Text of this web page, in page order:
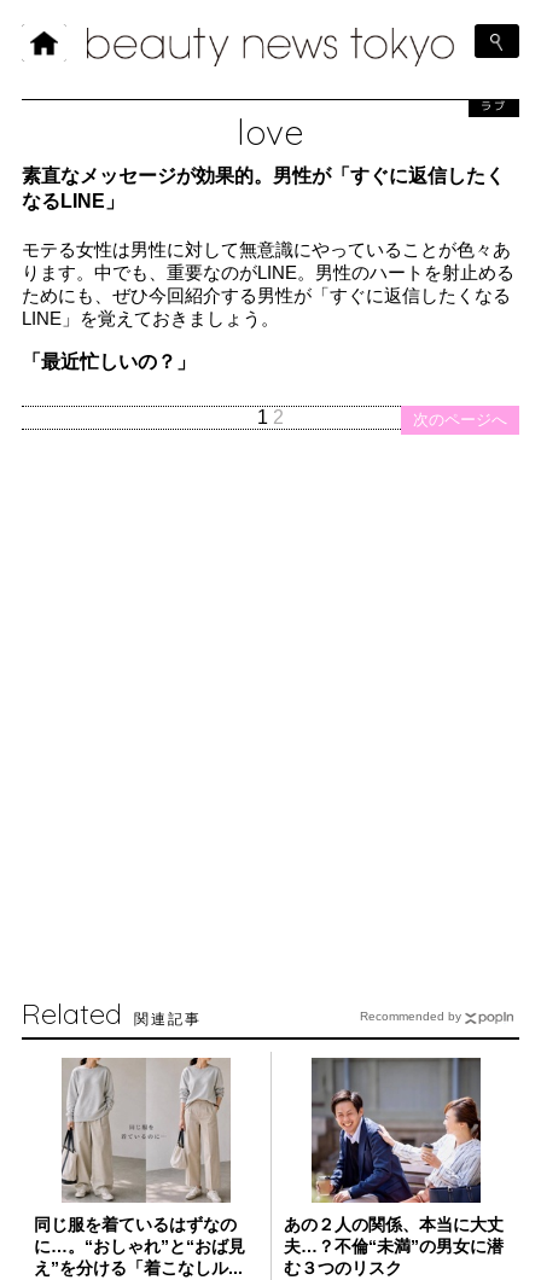
love
ラブ
素直なメッセージが効果的。男性が「すぐに返信したく
なるLINE」
モテる女性は男性に対して無意識にやっていることが色々あ
ります。中でも、重要なのがLINE。男性のハートを射止める
ためにも、ぜひ今回紹介する男性が「すぐに返信したくなる
LINE」を覚えておきましょう。
「最近忙しいの？」
次のページへ
1 2
Related 関連記事
同じ服を着ているはずなの
に…。“おしゃれ”と“おば見
え”を分ける「着こなしル...
あの２人の関係、本当に大丈
夫…？不倫“未満”の男女に潜
む３つのリスク
Recommended by